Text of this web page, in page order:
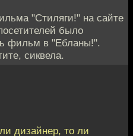
"Стиляги!" на сайте
было
фильм в "Ебланы!".
сиквела.
дизайнер, то ли